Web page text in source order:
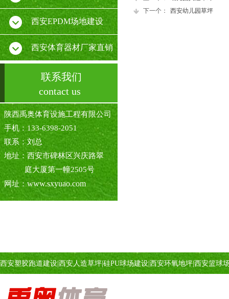
下一个：
西安幼儿园草坪
西安EPDM场地建设
西安体育器材厂家直销
联系我们
contact us
陕西禹奥体育设施工程有限公司
手机：133-6398-2051
联系：刘总
地址：西安市碑林区兴庆路翠
庭大厦第一幢2505号
网址：www.sxyuao.com
西安塑胶跑道建设 西安人造草坪 硅PU球场建设 西安环氧地坪|西安篮球